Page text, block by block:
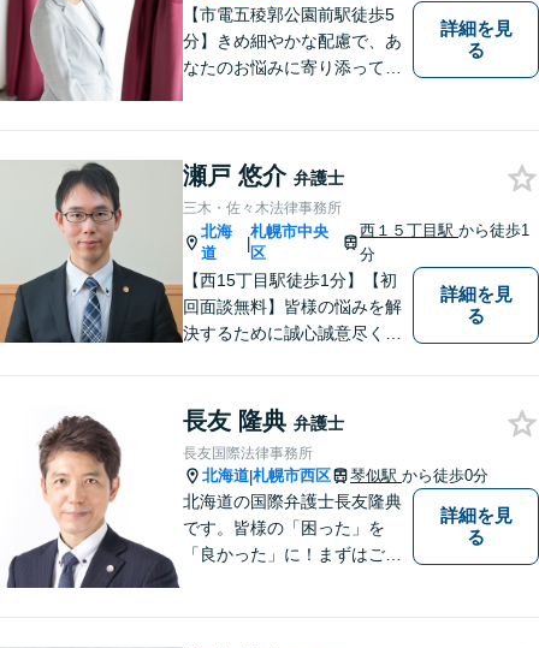
【市電五稜郭公園前駅徒歩5
分】きめ細やかな配慮で、あ
なたのお悩みに寄り添って対
お気軽にご相談ください。
詳細を見
る
瀬戸 悠介 弁護士
三木・佐々木法律事務所
北海
道
|
札幌市中央
区
西１５丁目駅から徒歩1
分
【西15丁目駅徒歩1分】【初
回面談無料】皆様の悩みを解
決するために誠心誠意尽くし
客観的視点も忘れません。
【当日／夜間／休日対応可】
事件の見通しと費用の見込額
を正確に説明します。お気軽
にご相談下さい。
詳細を見
る
長友 隆典 弁護士
長友国際法律事務所
北海道|札幌市西区 琴似駅 から徒歩0分
北海道の国際弁護士長友隆典
です。皆様の「困った」を
「良かった」に！まずはご相
詳細を見
る